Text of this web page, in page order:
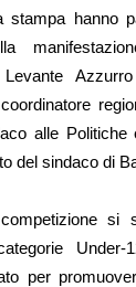
stampa hanno
alle
del sindaco di
si
per